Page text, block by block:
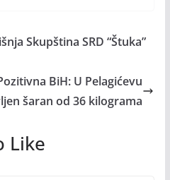
Skupština SRD “Štuka”
BiH: U Pelagićevu
šaran od 36 kilograma
Like